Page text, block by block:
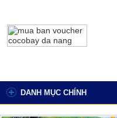
DANH MỤC CHÍNH